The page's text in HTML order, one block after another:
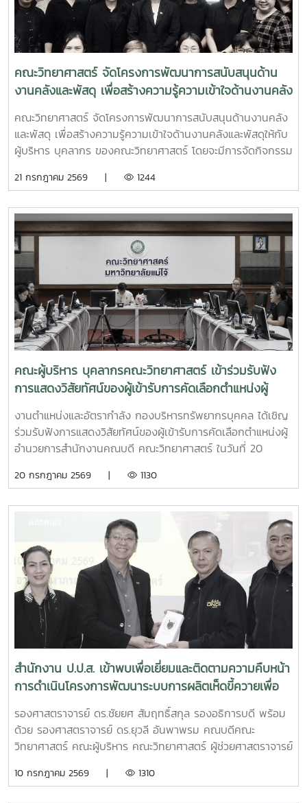
คณะวิทยาศาสตร์ จัดโครงการพัฒนาการสนับสนุนด้าน
งานคลังและพัสดุ เพื่อสร้างความรู้ความเข้าใจด้านงานคลัง
และพัสดุให้กับผู้บริหาร บุคลากร ของคณะวิทยาศาสตร์
คณะวิทยาศาสตร์ จัดโครงการพัฒนาการสนับสนุนด้านงานคลัง
และพัสดุ เพื่อสร้างความรู้ความเข้าใจด้านงานคลังและพัสดุให้กับ
ผู้บริหาร บุคลากร ของคณะวิทยาศาสตร์ โดยจะมีการจัดกิจกรรม
ละเมิดของเจ้าหน้าที่” ซึ่งคำว่า “เจ้าหน้าที่” ตามพระราชบัญญัติ
ประเภทอื่นไม่ว่าจะเป็นการแต่งตั้งในฐานะกรรมการหรือฐานะอื่น
ใด โดยมีวัตถุประสงค์เพื่อเสริมสร้างความรู้ความเข้าใจเกี่ยวกับ
หลักกฎหมายและหลักปฏิบัติราชการที่ดีให้กับบุคลากร โดยมี นาง
สาวอินทิรา ฉัตรมงคล นักวิชาการคลังชำนาญการ สำนักงาน
คลัง เขต 5 ให้ความอนุเคราะห์เห็นวิทยากร ในวันอังคารที่ 21
กรกฎาคม 2569 เวลา 09.00 น. ณ ห้องประชุม 2 อาคารจุฬาภ
รณ์ คณะวิทยาศาสตร์
21 กรกฎาคม 2569 | 1244
คณะผู้บริหาร บุคลากรคณะวิทยาศาสตร์ เข้าร่วมรับฟัง
การแสดงวิสัยทัศน์ของผู้เข้ารับการคัดเลือกตำแหน่งผู้
อำนวยการสำนักงานคณบดี
งานตำแหน่งและอัตรากำลัง กองบริหารทรัพยากรบุคคล ได้เชิญ
ร่วมรับฟังการแสดงวิสัยทัศน์ของผู้เข้ารับการคัดเลือกตำแหน่งผู้
อำนวยการสำนักงานคณบดี คณะวิทยาศาสตร์ ในวันที่ 20
จุฬาภรณ์ คณะวิทยาศาสตร์ โดยมีคณะผู้บริหาร บุคลากรคณะ
20 กรกฎาคม 2569 | 1130
สำนักงาน ป.ป.ส. เข้าพบเพื่อเยี่ยมและติดตามความคืบหน้า
การดำเนินโครงการพัฒนาระบบการผลิตเห็ดขี้ควายเพื่อ
ประโยชน์ทางการแพทย์
รองศาสตราจารย์ ดร.ชัยยศ สัมฤทธิ์สกุล รองอธิการบดี พร้อม
ด้วย รองศาสตราจารย์ ดร.ยุวลี อันพาพรม คณบดีคณะ
วิทยาศาสตร์ คณะผู้บริหาร คณะวิทยาศาสตร์ ผู้ช่วยศาสตราจารย์
สุข ยืนหาญ รองเลขาธิการคณะกรรมการป้องกันและปราบปราม
10 กรกฎาคม 2569 | 1310